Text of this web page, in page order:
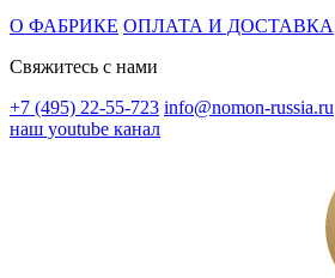
О ФАБРИКЕ ОПЛАТА И ДОСТАВКА
Свяжитесь с нами
+7 (495) 22-55-723 info@nomon-russia.ru
наш youtube канал